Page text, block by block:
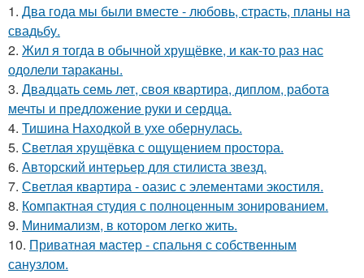
1. Два года мы были вместе - любовь, страсть, планы на
свадьбу.
2. Жил я тогда в обычной хрущёвке, и как-то раз нас
одолели тараканы.
3. Двадцать семь лет, своя квартира, диплом, работа
мечты и предложение руки и сердца.
4. Тишина Находкой в ухе обернулась.
5. Светлая хрущёвка с ощущением простора.
6. Авторский интерьер для стилиста звезд.
7. Светлая квартира - оазис с элементами экостиля.
8. Компактная студия с полноценным зонированием.
9. Минимализм, в котором легко жить.
10. Приватная мастер - спальня с собственным
санузлом.